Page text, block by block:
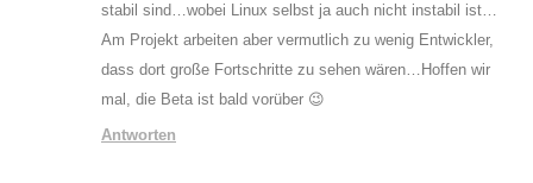
stabil sind…wobei Linux selbst ja auch nicht instabil ist…
Am Projekt arbeiten aber vermutlich zu wenig Entwickler,
dass dort große Fortschritte zu sehen wären…Hoffen wir
mal, die Beta ist bald vorüber 😉
Antworten